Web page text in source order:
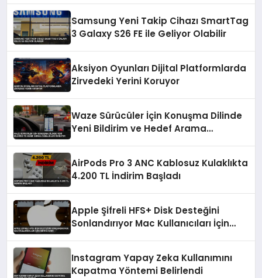
Samsung Yeni Takip Cihazı SmartTag
3 Galaxy S26 FE ile Geliyor Olabilir
Aksiyon Oyunları Dijital Platformlarda
Zirvedeki Yerini Koruyor
Waze Sürücüler İçin Konuşma Dilinde
Yeni Bildirim ve Hedef Arama
AirPods Pro 3 ANC Kablosuz Kulaklıkta
4.200 TL İndirim Başladı
Apple Şifreli HFS+ Disk Desteğini
Sonlandırıyor Mac Kullanıcıları İçin
Instagram Yapay Zeka Kullanımını
Kapatma Yöntemi Belirlendi